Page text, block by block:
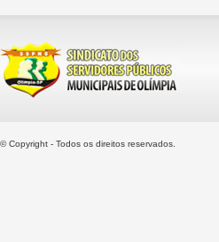
© Copyright - Todos os direitos reservados.